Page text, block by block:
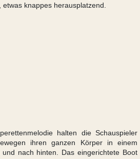
knappes herausplatzend.
halten die Schauspieler
ihren ganzen Körper in einem
nach hinten. Das eingerichtete Boot